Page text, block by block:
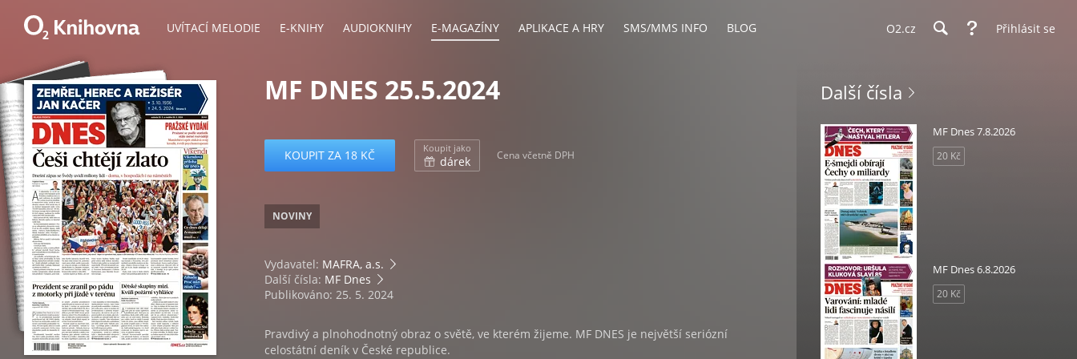
UVÍTACÍ MELODIE E-KNIHY AUDIOKNIHY E-MAGAZÍNY APLIKACE A HRY SMS/MMS INFO BLOG O2.cz Přihlásit se
MF DNES 25.5.2024
KOUPIT ZA 18 KČ Koupit jako
dárek Cena včetně DPH
NOVINY
Vydavatel: MAFRA, a.s.
Další čísla: MF Dnes
Publikováno: 25. 5. 2024
Pravdivý a plnohodnotný obraz o světě, ve kterém žijeme. MF DNES je největší seriózní
celostátní deník v České republice.
Další čísla
MF Dnes 7.8.2026
20 Kč
MF Dnes 6.8.2026
20 Kč